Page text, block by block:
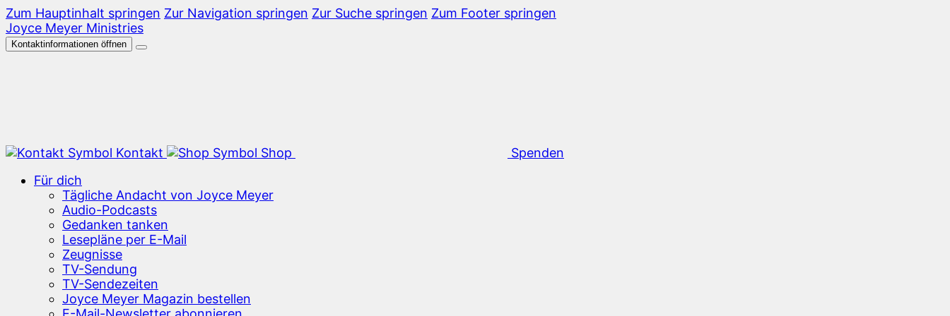
Zum Hauptinhalt springen Zur Navigation springen Zur Suche springen Zum Footer springen
Joyce Meyer Ministries
Kontaktinformationen öffnen
Kontakt Shop
Spenden
Für dich
Tägliche Andacht von Joyce Meyer
Audio-Podcasts
Gedanken tanken
Lesepläne per E-Mail
Zeugnisse
TV-Sendung
TV-Sendezeiten
Joyce Meyer Magazin bestellen